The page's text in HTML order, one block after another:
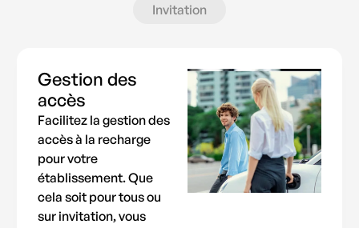
Invitation
Gestion des
accès
Facilitez la gestion des
accès à la recharge
pour votre
établissement. Que
cela soit pour tous ou
sur invitation, vous